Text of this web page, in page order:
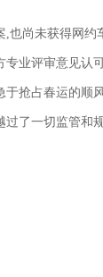
,也尚未获得网约
专业评审意见认
于抢占春运的顺
过了一切监管和